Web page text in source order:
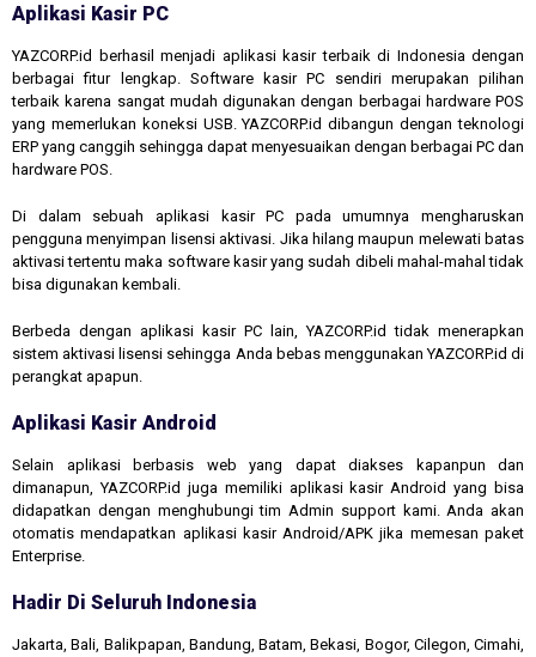
Aplikasi Kasir PC
YAZCORP.id berhasil menjadi aplikasi kasir terbaik di Indonesia dengan
berbagai fitur lengkap. Software kasir PC sendiri merupakan pilihan
terbaik karena sangat mudah digunakan dengan berbagai hardware POS
yang memerlukan koneksi USB. YAZCORP.id dibangun dengan teknologi
ERP yang canggih sehingga dapat menyesuaikan dengan berbagai PC dan
hardware POS.
Di dalam sebuah aplikasi kasir PC pada umumnya mengharuskan
pengguna menyimpan lisensi aktivasi. Jika hilang maupun melewati batas
aktivasi tertentu maka software kasir yang sudah dibeli mahal-mahal tidak
bisa digunakan kembali.
Berbeda dengan aplikasi kasir PC lain, YAZCORP.id tidak menerapkan
sistem aktivasi lisensi sehingga Anda bebas menggunakan YAZCORP.id di
perangkat apapun.
Aplikasi Kasir Android
Selain aplikasi berbasis web yang dapat diakses kapanpun dan
dimanapun, YAZCORP.id juga memiliki aplikasi kasir Android yang bisa
didapatkan dengan menghubungi tim Admin support kami. Anda akan
otomatis mendapatkan aplikasi kasir Android/APK jika memesan paket
Enterprise.
Hadir Di Seluruh Indonesia
Jakarta, Bali, Balikpapan, Bandung, Batam, Bekasi, Bogor, Cilegon, Cimahi,